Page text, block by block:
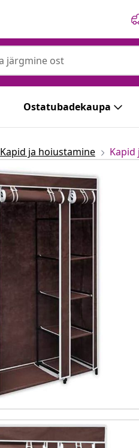
Ostatubadekaupa
Kapid ja hoiustamine Kapid